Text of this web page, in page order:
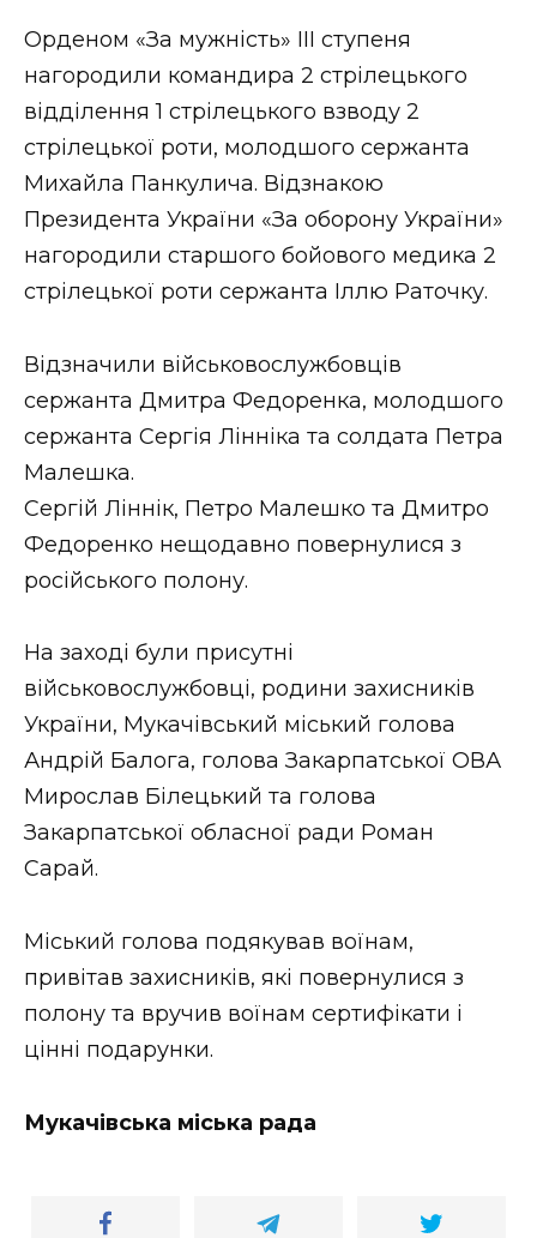
Втрачений Ужгород (відеоверсія)
ЗАКАРПАТСЬКІ НОВИНИ
НОВИНИ ЗАХІДНОЇ УКРАЇНИ
ФОТО
Орденом «За мужність» III ступеня
нагородили командира 2 стрілецького
відділення 1 стрілецького взводу 2
стрілецької роти, молодшого сержанта
Михайла Панкулича. Відзнакою
Президента України «За оборону України»
нагородили старшого бойового медика 2
стрілецької роти сержанта Іллю Раточку.
Відзначили військовослужбовців
сержанта Дмитра Федоренка, молодшого
сержанта Сергія Лінніка та солдата Петра
Малешка.
Сергій Ліннік, Петро Малешко та Дмитро
Федоренко нещодавно повернулися з
російського полону.
На заході були присутні
військовослужбовці, родини захисників
України, Мукачівський міський голова
Андрій Балога, голова Закарпатської ОВА
Мирослав Білецький та голова
Закарпатської обласної ради Роман
Сарай.
Міський голова подякував воїнам,
привітав захисників, які повернулися з
полону та вручив воїнам сертифікати і
цінні подарунки.
Мукачівська міська рада